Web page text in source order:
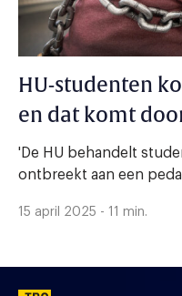
HU-studenten
en dat komt
'De HU behandelt
ontbreekt aan een
15 april 2025 - 11 min.